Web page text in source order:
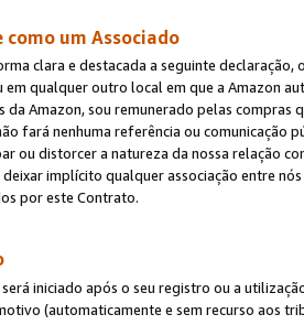
um Associado
clara e destacada a seguinte
em qualquer outro local em que a Amazon
da Amazon, sou remunerado pelas
fará nenhuma referência ou comunicação
ou distorcer a natureza da nossa relação
deixar implícito qualquer associação entre
por este Contrato.
iniciado após o seu registro ou a
(automaticamente e sem recurso aos